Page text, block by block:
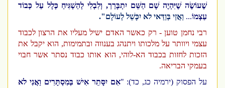
שֶׁעוֹשֶׂה שֶׁיִּהְיֶה שָׁם הַשֵּׁם יִתְבָּרַך, וְלִבְלִי לְהַשְׁגִּיחַ כְּלָל עַל כְּבוֹד
עַצְמוֹ...וַאֲזַי בְּוַדַּאי לא יִכָּשֵׁל לְעוֹלָם".
רבי נחמן טוען - רק כאשר האדם ישיל מעליו את הרצון לכבוד
עצמי ויוותר על מלכותו ויתנהג בענווה ובתמימות, הוא יקבל את
הזכות לחזות בכבוד הא-לוהי, הוא אותו כבוד נסתר אשר חבוי
בעמקי הבריאה.
על הפסוק (ירמיה כג, כד): "אִם יִסָּתֵר אִישׁ בְּמִסְתָּרִים וַאֲנִי לא